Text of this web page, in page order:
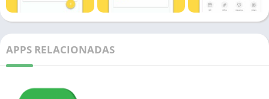
APPS RELACIONADAS